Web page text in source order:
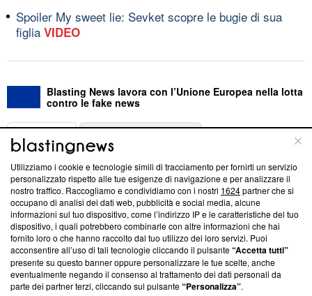
Spoiler My sweet lie: Sevket scopre le bugie di sua
figlia VIDEO
Blasting News lavora con l’Unione Europea nella lotta
contro le fake news
ABOUT
Questa sezione offre informazioni trasparenti su Blasting
News, sui nostri processi editoriali e su come ci impegniamo a
creare news di qualità. Inoltre, afferma la nostra aderenza a
‘Trust Project - News with Integrity’Blasting News non è
ancora membro del programma, ma ha richiesto di farne
parte; Trust Project non ha ancora effettuato una verifica di
conformità agli standard.
Su di noi
Utilizziamo i cookie e tecnologie simili di tracciamento per fornirti un servizio
personalizzato rispetto alle tue esigenze di navigazione e per analizzare il
nostro traffico. Raccogliamo e condividiamo con i nostri 1624partner che si
occupano di analisi dei dati web, pubblicità e social media, alcune
informazioni sul tuo dispositivo, come l’indirizzo IP e le caratteristiche del tuo
dispositivo, i quali potrebbero combinarle con altre informazioni che hai
fornito loro o che hanno raccolto dal tuo utilizzo dei loro servizi. Puoi
acconsentire all’uso di tali tecnologie cliccando il pulsante“Accetta tutti”
presente su questo banner oppure personalizzare le tue scelte, anche
eventualmente negando il consenso al trattamento dei dati personali da
parte dei partner terzi, cliccando sul pulsante“Personalizza”.